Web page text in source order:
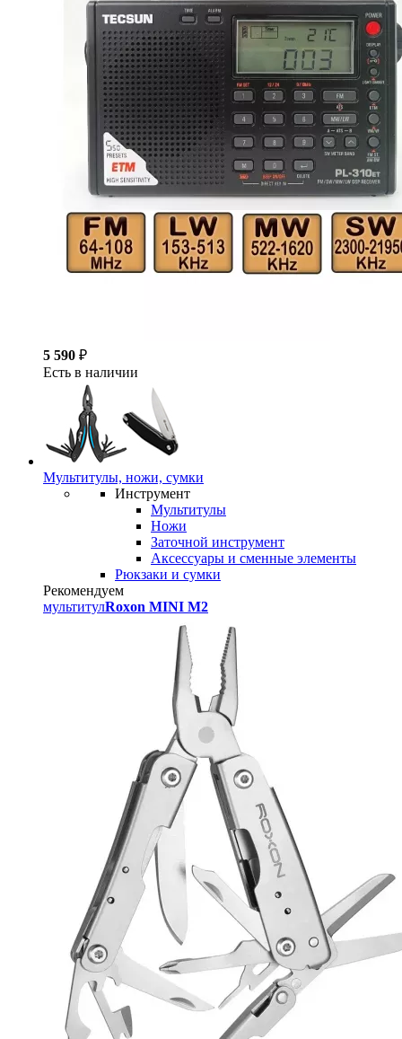
5 590 ₽
Есть в наличии
Мультитулы, ножи, сумки
Инструмент
Мультитулы
Ножи
Заточной инструмент
Аксессуары и сменные элементы
Рюкзаки и сумки
Рекомендуем
мультитулRoxon MINI M2